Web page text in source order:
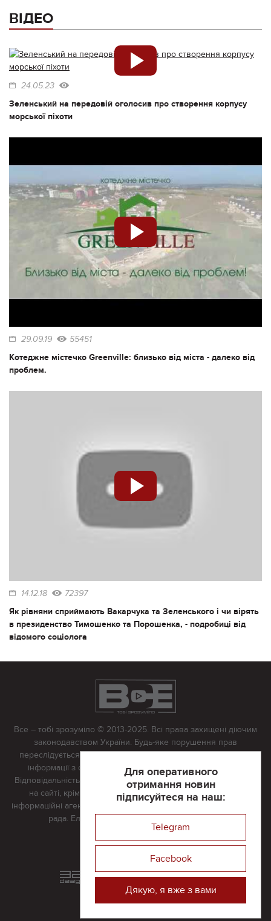
ВІДЕО
24.05.23
Зеленський на передовій оголосив про створення корпусу
морської піхоти
29.09.19 55451
Котеджне містечко Greenville: близько від міста - далеко від
проблем.
14.12.18 72397
Як рівняни сприймають Вакарчука та Зеленського і чи вірять
в президенство Тимошенко та Порошенка, - подробиці від
відомого соціолога
Для оперативного
отримання новин
підписуйтеся на наш:
Telegram
Facebook
Дякую, я вже з вами
Все – тобі зрозуміло © 2013-2025. Всі права захищені діючим
законодавством України. Будь-яке порушення прав
переслідується в судовому порядку. Будь-яке відтворення
інформації з сайту тільки з письмово дозволу редакції.
Відповідальність за достовірність усіх матеріалів, розміщених
на сайті, крім матеріалів, які містять посилання на інші
інформаційні агентства або інтернет-видання, несе редакційна
рада. Електронна пошта:
Реклама на сайті
Розроблений та підтримується